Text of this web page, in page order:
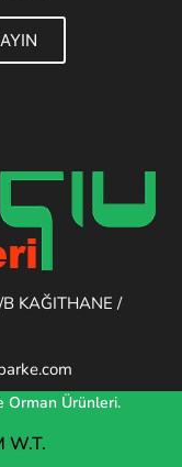
KAĞITHANE /
W.T.
Orman Ürünleri.